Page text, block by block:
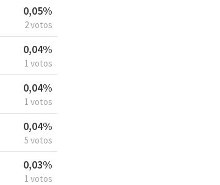
0,05%
2 votos
0,04%
1 votos
0,04%
1 votos
0,04%
5 votos
0,03%
1 votos